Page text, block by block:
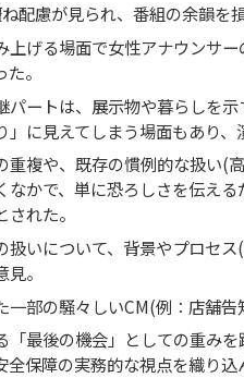
配慮が見られ、番組の余韻を
上げる場面で女性アナウンサ
。
パートは、展示物や暮らしを
に見えてしまう場面もあり、
重複や、既存の慣例的な扱い(
なかで、単に恐ろしさを伝え
れた。
扱いについて、背景やプロセ
。
一部の騒々しいCM(例：店舗
「最後の機会」としての重み
全保障の実務的な視点を織り込